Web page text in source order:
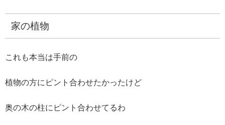
家の植物
これも本当は手前の
植物の方にピント合わせたかったけど
奥の木の柱にピント合わせてるわ